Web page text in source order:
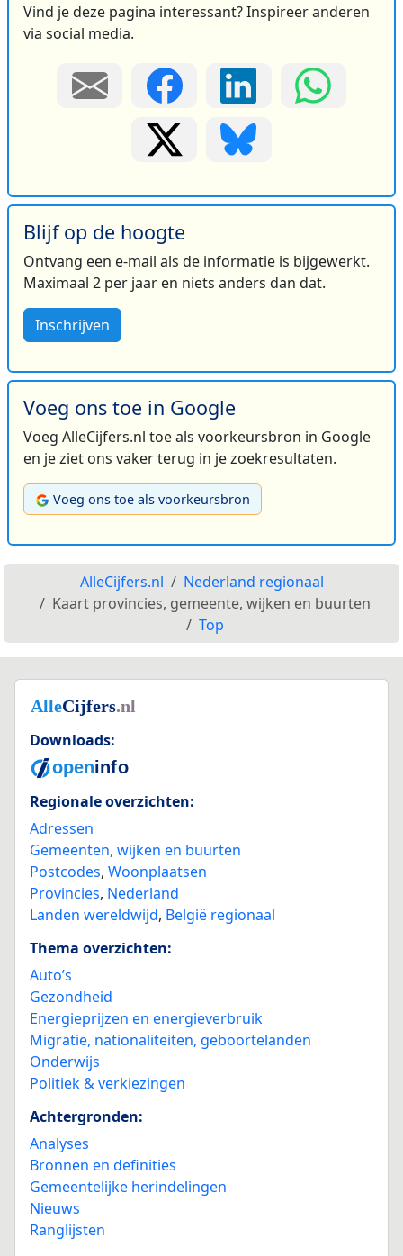
Vind je deze pagina interessant? Inspireer anderen
via social media.
Blijf op de hoogte
Ontvang een e-mail als de informatie is bijgewerkt.
Maximaal 2 per jaar en niets anders dan dat.
Inschrijven
Voeg ons toe in Google
Voeg AlleCijfers.nl toe als voorkeursbron in Google
en je ziet ons vaker terug in je zoekresultaten.
Voeg ons toe als voorkeursbron
AlleCijfers.nl
Nederland regionaal
Kaart provincies, gemeente, wijken en buurten
Top
Downloads:
Regionale overzichten:
Adressen
Gemeenten, wijken en buurten
Postcodes, Woonplaatsen
Provincies, Nederland
Landen wereldwijd, België regionaal
Thema overzichten:
Auto’s
Gezondheid
Energieprijzen en energieverbruik
Migratie, nationaliteiten, geboortelanden
Onderwijs
Politiek & verkiezingen
Achtergronden:
Analyses
Bronnen en definities
Gemeentelijke herindelingen
Nieuws
Ranglijsten